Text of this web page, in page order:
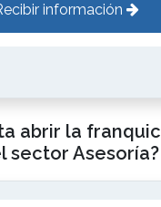
información
abrir la
sector Asesoría?